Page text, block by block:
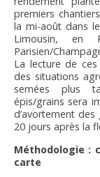
premiers
la mi-août dans
Limousin, en
Parisien/
La lecture de ces
des situations
semées plus
épis/grains sera
d’avortement des
20 jours après la
Méthodologie :
carte